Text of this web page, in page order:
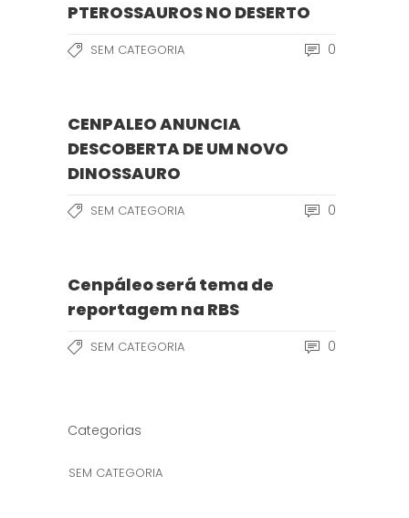
PTEROSSAUROS NO DESERTO
SEM CATEGORIA 0
CENPALEO ANUNCIA
DESCOBERTA DE UM NOVO
DINOSSAURO
SEM CATEGORIA 0
Cenpáleo será tema de
reportagem na RBS
SEM CATEGORIA 0
Categorias
SEM CATEGORIA